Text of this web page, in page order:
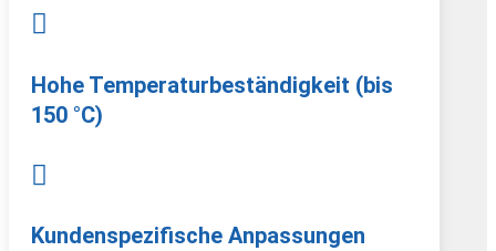

Hohe Temperaturbeständigkeit (bis
150 °C)

Kundenspezifische Anpassungen